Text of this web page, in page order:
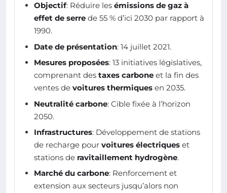
Objectif: Réduire les émissions de gaz à
effet de serre de 55 % d’ici 2030 par rapport à
1990.
Date de présentation: 14 juillet 2021.
Mesures proposées: 13 initiatives législatives,
comprenant des taxes carbone et la fin des
ventes de voitures thermiques en 2035.
Neutralité carbone: Cible fixée à l’horizon
2050.
Infrastructures: Développement de stations
de recharge pour voitures électriques et
stations de ravitaillement hydrogène.
Marché du carbone: Renforcement et
extension aux secteurs jusqu’alors non